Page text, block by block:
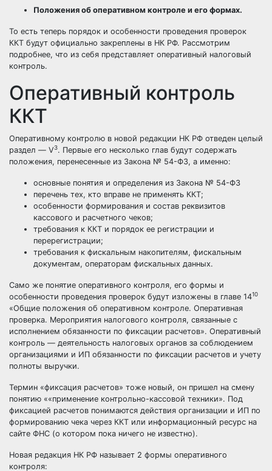
Положения об оперативном контроле и его формах.
То есть теперь порядок и особенности проведения проверок
ККТ будут официально закреплены в НК РФ. Рассмотрим
подробнее, что из себя представляет оперативный налоговый
контроль.
Оперативный контроль
ККТ
Оперативному контролю в новой редакции НК РФ отведен целый
раздел — V3. Первые его несколько глав будут содержать
положения, перенесенные из Закона № 54-ФЗ, а именно:
основные понятия и определения из Закона № 54-ФЗ
перечень тех, кто вправе не применять ККТ;
особенности формирования и состав реквизитов
кассового и расчетного чеков;
требования к ККТ и порядок ее регистрации и
перерегистрации;
требования к фискальным накопителям, фискальным
документам, операторам фискальных данных.
Само же понятие оперативного контроля, его формы и
особенности проведения проверок будут изложены в главе 1410
«Общие положения об оперативном контроле. Оперативная
проверка. Мероприятия налогового контроля, связанные с
исполнением обязанности по фиксации расчетов». Оперативный
контроль — деятельность налоговых органов за соблюдением
организациями и ИП обязанности по фиксации расчетов и учету
полноты выручки.
Термин «фиксация расчетов» тоже новый, он пришел на смену
понятию ««применение контрольно-кассовой техники». Под
фиксацией расчетов понимаются действия организации и ИП по
формированию чека через ККТ или информационный ресурс на
сайте ФНС (о котором пока ничего не известно).
Новая редакция НК РФ называет 2 формы оперативного
контроля: